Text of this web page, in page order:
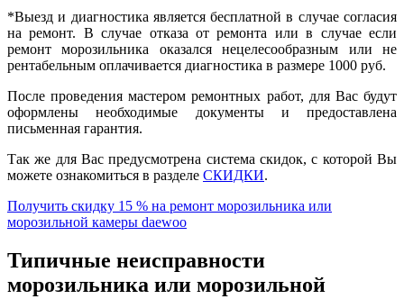
*Выезд и диагностика является бесплатной в случае согласия
на ремонт. В случае отказа от ремонта или в случае если
ремонт морозильника оказался нецелесообразным или не
рентабельным оплачивается диагностика в размере 1000 руб.
После проведения мастером ремонтных работ, для Вас будут
оформлены необходимые документы и предоставлена
письменная гарантия.
Так же для Вас предусмотрена система скидок, с которой Вы
можете ознакомиться в разделе СКИДКИ.
Получить скидку 15 % на ремонт морозильника или
морозильной камеры daewoo
Типичные неисправности
морозильника или морозильной